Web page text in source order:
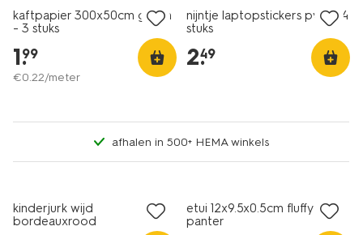
kaftpapier 300x50cm groen
- 3 stuks
1.
99
€0.22/meter
nijntje laptopstickers pvc - 14
stuks
2.
49
afhalen in 500+ HEMA winkels
kinderjurk wijd
bordeauxrood
etui 12x9.5x0.5cm fluffy
panter